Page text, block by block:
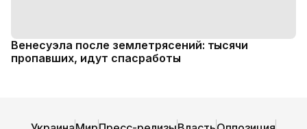
Венесуэла после землетрясений: тысячи
пропавших, идут спасработы